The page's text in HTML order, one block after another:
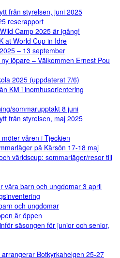
från styrelsen, juni 2025
reserapport
Camp 2025 är igång!
at World Cup in Idre
– 13 september
löpare – Välkommen Ernest Pou
2025 (uppdaterat 7/6)
KM i inomhusorientering
sommarupptakt 8 juni
från styrelsen, maj 2025
våren i Tjeckien
på Kärsön 17-18 maj
världscup: sommarläger/resor till
våra barn och ungdomar 3 april
och ungdomar
är öppen
säsongen för junior och senior,
Botkyrkahelgen 25-27